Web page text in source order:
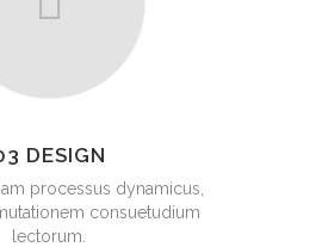
DESIGN
processus dynamicus,
consuetudium
lectorum.